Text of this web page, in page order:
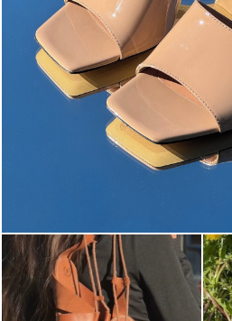
The most-wanted mules and